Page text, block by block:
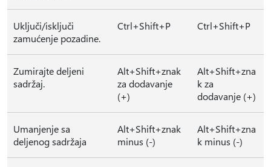
Uključi/isključi
zamućenje pozadine.
Ctrl+Shift+P Ctrl+Shift+P
Zumirajte deljeni
sadržaj.
Alt+Shift+znak
za dodavanje
(+)
Alt+Shift+zna
k za
dodavanje (+)
Umanjenje sa
deljenog sadržaja
Alt+Shift+znak
minus (-)
Alt+Shift+zna
k minus (-)